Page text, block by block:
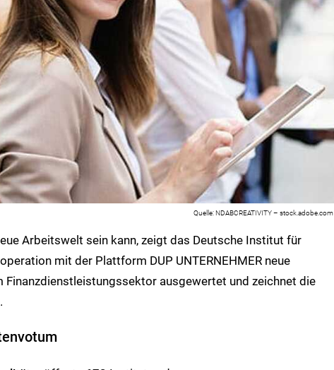
NDABCREATIVITY – stock.adobe.com
Arbeitswelt sein kann, zeigt das Deutsche Institut für
mit der Plattform DUP UNTERNEHMER neue
ausgewertet und zeichnet die